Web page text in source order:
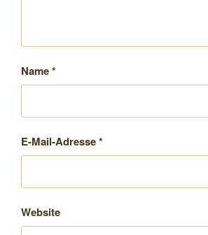
Name*
E-Mail-Adresse*
Website